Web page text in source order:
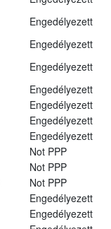
Engedélyezett
Engedélyezett
Engedélyezett
Engedélyezett
Engedélyezett
Engedélyezett
Engedélyezett
Not PPP
Not PPP
Not PPP
Engedélyezett
Engedélyezett